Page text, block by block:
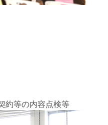
約等の内容点検等